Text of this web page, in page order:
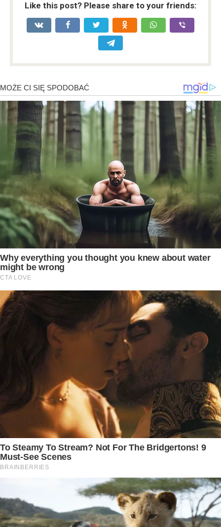
Like this post? Please share to your friends: